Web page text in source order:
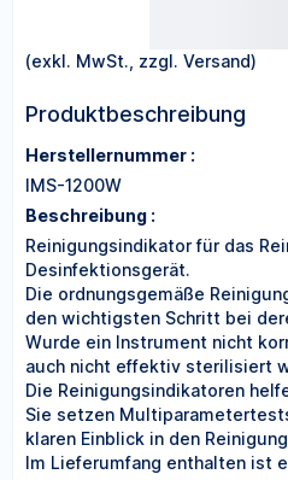
(exkl. MwSt., zzgl. Versand)
Produktbeschreibung
Herstellernummer :
IMS-1200W
Beschreibung :
Reinigungsindikator für das
Desinfektionsgerät.
Die ordnungsgemäße
den wichtigsten Schritt bei
Wurde ein Instrument nicht
auch nicht effektiv sterilisiert
Die Reinigungsindikatoren
Sie setzen
klaren Einblick in den
Im Lieferumfang enthalten ist